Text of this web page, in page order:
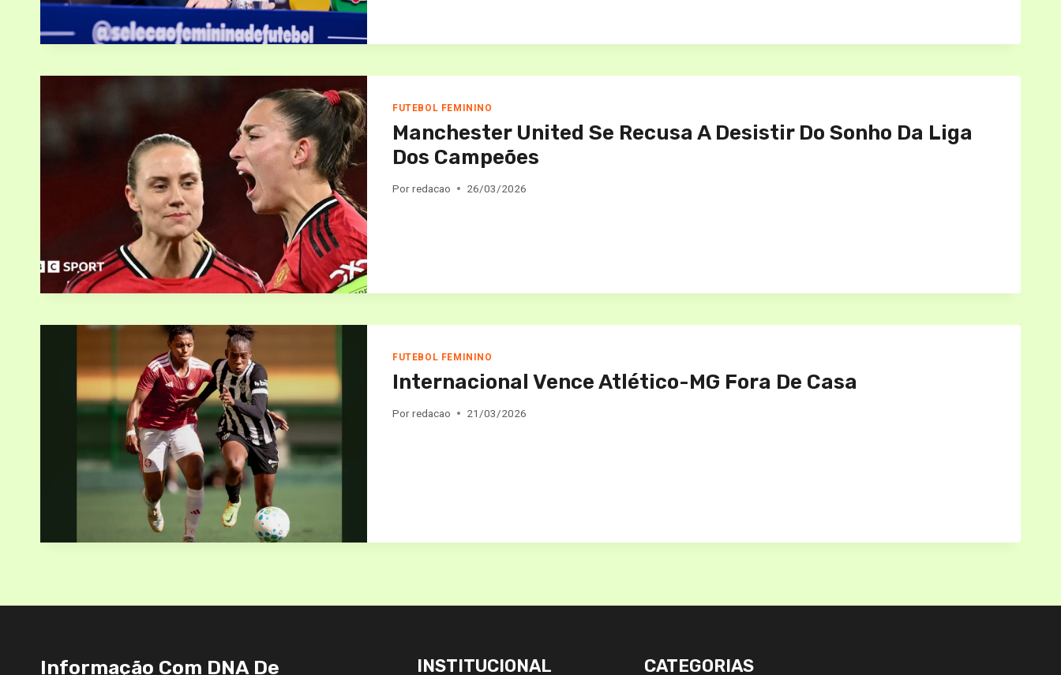
FUTEBOL FEMININO
Manchester United Se Recusa A Desistir Do Sonho Da Liga
Dos Campeões
Porredacao 26/03/2026
FUTEBOL FEMININO
Internacional Vence Atlético-MG Fora De Casa
Porredacao 21/03/2026
Informação Com DNA De INSTITUCIONAL CATEGORIAS